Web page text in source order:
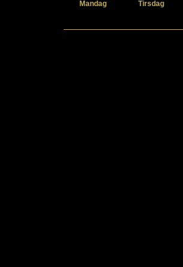
Mandag
Tirsdag